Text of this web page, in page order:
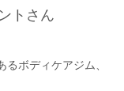
トさん
るボディケアジム、